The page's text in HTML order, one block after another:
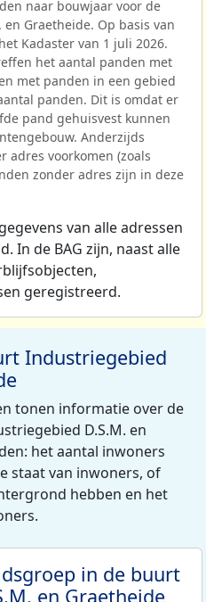
naar bouwjaar voor de
Graetheide. Op basis van
Kadaster van 1 juli 2026.
het aantal panden met
met panden in een gebied
panden. Dit is omdat er
pand gehuisvest kunnen
Anderzijds
adres voorkomen (zoals
zonder adres zijn in deze
van alle adressen
In de BAG zijn, naast alle
geregistreerd.
Industriegebied
tonen informatie over de
D.S.M. en
het aantal inwoners
staat van inwoners, of
hebben en het
in de buurt
en Graetheide